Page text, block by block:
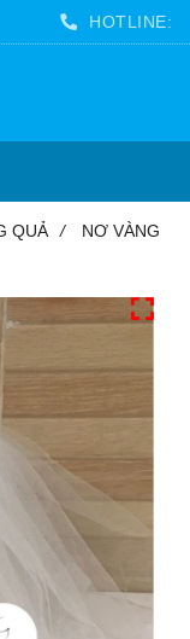
HOTLINE:
QUẢ / NƠ VÀNG